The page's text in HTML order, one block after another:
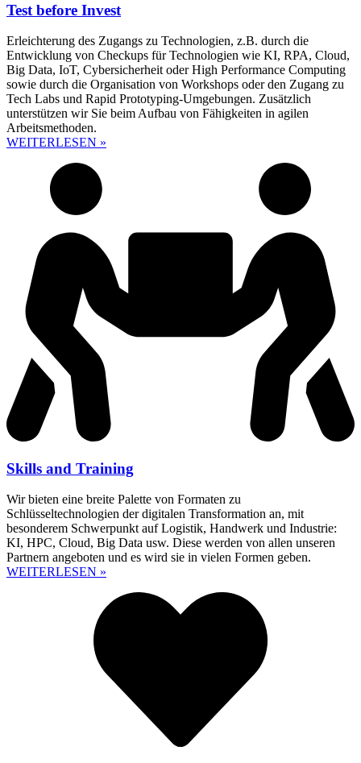
Test before Invest
Erleichterung des Zugangs zu Technologien, z.B. durch die
Entwicklung von Checkups für Technologien wie KI, RPA, Cloud,
Big Data, IoT, Cybersicherheit oder High Performance Computing
sowie durch die Organisation von Workshops oder den Zugang zu
Tech Labs und Rapid Prototyping-Umgebungen. Zusätzlich
unterstützen wir Sie beim Aufbau von Fähigkeiten in agilen
Arbeitsmethoden.
WEITERLESEN »
Skills and Training
Wir bieten eine breite Palette von Formaten zu
Schlüsseltechnologien der digitalen Transformation an, mit
besonderem Schwerpunkt auf Logistik, Handwerk und Industrie:
KI, HPC, Cloud, Big Data usw. Diese werden von allen unseren
Partnern angeboten und es wird sie in vielen Formen geben.
WEITERLESEN »